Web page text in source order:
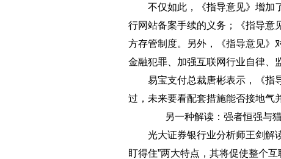
不仅如此，《指导意见》增加了
行网站备案手续的义务；《指导意
方存管制度。另外，《指导意见》
金融犯罪、加强互联网行业自律、
易宝支付总裁唐彬表示，《指导
过，未来要看配套措施能否接地气
另一种解读：强者恒强与
光大证券银行业分析师王剑解读
盯得住”两大特点，其将促使整个